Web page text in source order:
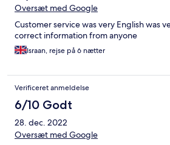
Oversæt med Google
Customer service was very English was
correct information from anyone
Israan, rejse på 6 nætter
Verificeret anmeldelse
6/10 Godt
28. dec. 2022
Oversæt med Google